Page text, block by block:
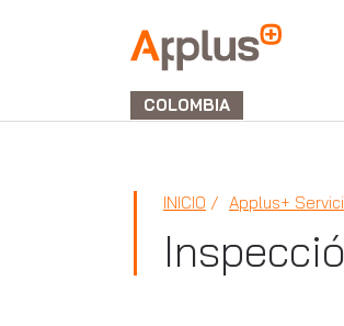
APPLUS+
GROUP
COLOMBIA
INICIO Applus+